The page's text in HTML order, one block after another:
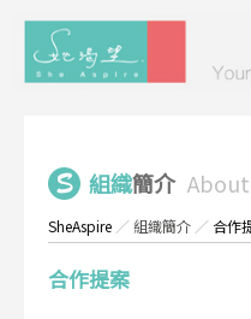
組織簡介 About
SheAspire ／組織簡介 ／ 合作
合作提案